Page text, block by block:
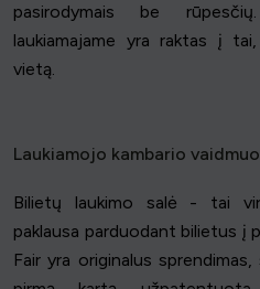
pasirodymais be
laukiamajame yra raktas į
vietą.
Laukiamojo kambario vaidmuo
Bilietų laukimo salė - tai
paklausa parduodant bilietus į
Fair yra originalus